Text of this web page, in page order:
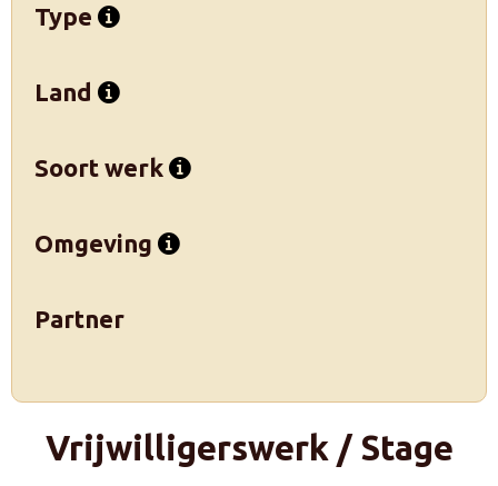
Type
Land
Soort werk
Omgeving
Partner
Vrijwilligerswerk / Stage